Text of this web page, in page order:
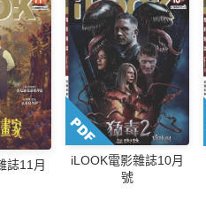
誌11月
iLOOK電影雜誌10月
號